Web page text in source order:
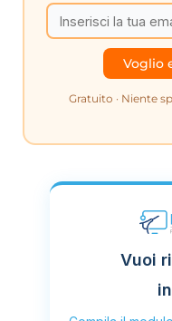
Gratuito · Niente
Vuoi